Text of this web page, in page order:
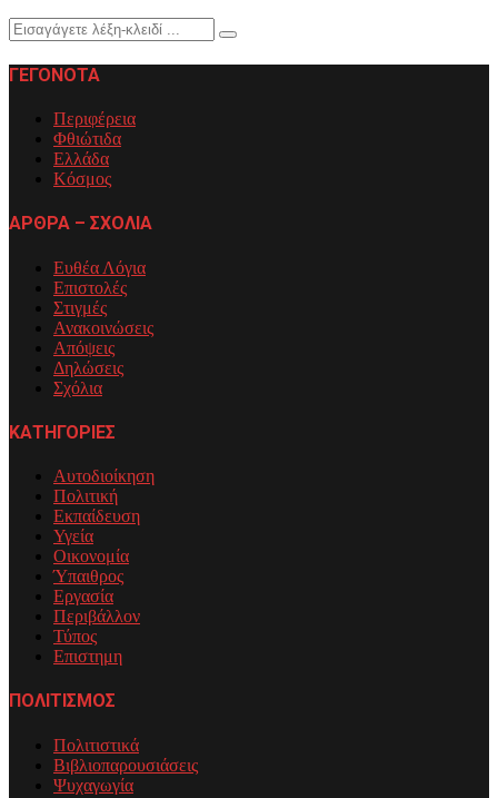
Search
for:
Search
ΓΕΓΟΝΟΤΑ
Περιφέρεια
Φθιώτιδα
Ελλάδα
Κόσμος
ΑΡΘΡΑ – ΣΧΟΛΙΑ
Ευθέα Λόγια
Επιστολές
Στιγμές
Ανακοινώσεις
Απόψεις
Δηλώσεις
Σχόλια
ΚΑΤΗΓΟΡΙΕΣ
Αυτοδιοίκηση
Πολιτική
Εκπαίδευση
Υγεία
Οικονομία
Ύπαιθρος
Εργασία
Περιβάλλον
Τύπος
Επιστημη
ΠΟΛΙΤΙΣΜΟΣ
Πολιτιστικά
Βιβλιοπαρουσιάσεις
Ψυχαγωγία